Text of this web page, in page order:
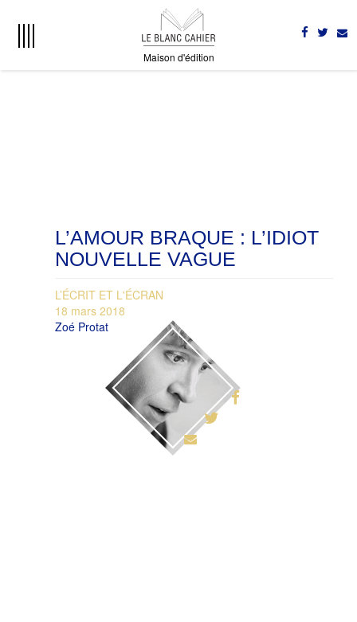
Maison d'édition
L’AMOUR BRAQUE : L’IDIOT
NOUVELLE VAGUE
L’ÉCRIT ET L'ÉCRAN
18 mars 2018
Zoé Protat